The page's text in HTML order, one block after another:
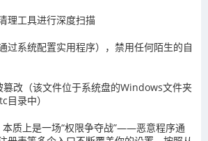
理工具进行深度扫描
过系统配置实用程序），禁用任何陌生的自
改（该文件位于系统盘的Windows文件夹
录中）
质上是一场“权限争夺战”——恶意程序通